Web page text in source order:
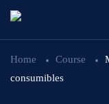
Home Course
consumibles